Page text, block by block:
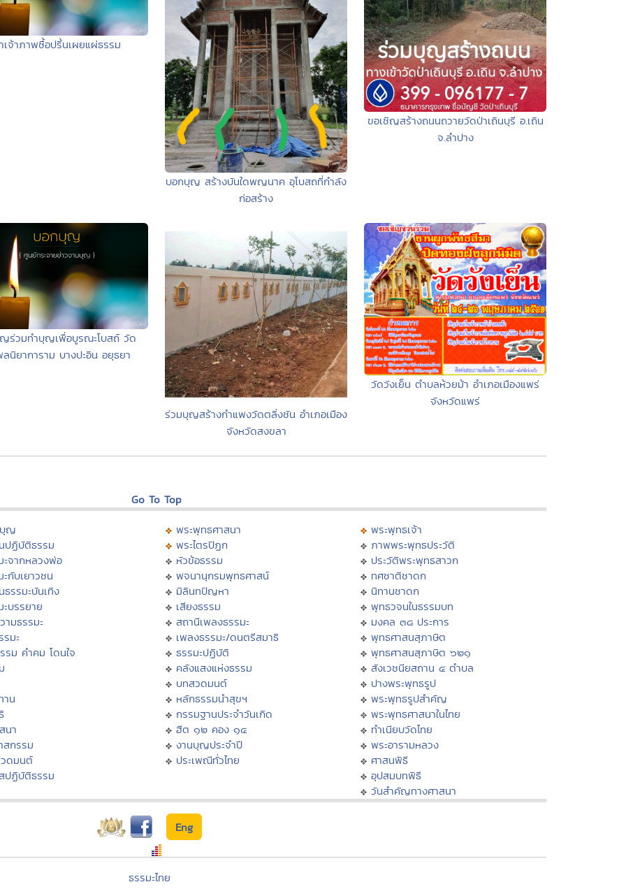
เจ้าภาพซื้อปริ้นเผยแผ่ธรรม
บอกบุญ สร้างบันใดพญนาค อุโบสถที่กำลัง
ก่อสร้าง
ขอเชิญสร้างถนนถวายวัดป่าเถินบุรี อ.เถิน
จ.ลำปาง
ร่วมทำบุญเพื่อบูรณะโบสถ์ วัด
นิยาการาม บางปะอิน อยุธยา
ร่วมบุญสร้างกำแพงวัดตลิ่งชัน อำเภอเมือง
จังหวัดสงขลา
วัดวังเย็น ตำบลห้วยม้า อำเภอเมืองแพร่
จังหวัดแพร่
Go To Top
ญ
ปฏิบัติธรรม
ะจากหลวงพ่อ
ะกับเยาวชน
ธรรมะบันเทิง
ะบรรยาย
ามธรรมะ
รมะ
รม คำคม โดนใจ
น
นา
สกรรม
ดมนต์
ปฏิบัติธรรม
พระพุทธศาสนา
พระไตรปิฏก
หัวข้อธรรม
พจนานุกรมพุทธศาสน์
มิลินทปัญหา
เสียงธรรม
สถานีเพลงธรรมะ
เพลงธรรมะ/ดนตรีสมาธิ
ธรรมะปฏิบัติ
คลังแสงแห่งธรรม
บทสวดมนต์
หลักธรรมนำสุขฯ
กรรมฐานประจำวันเกิด
ฮีต ๑๒ คอง ๑๔
งานบุญประจำปี
ประเพณีทั่วไทย
พระพุทธเจ้า
ภาพพระพุทธประวัติ
ประวัติพระพุทธสาวก
ทศชาติชาดก
นิทานชาดก
พุทธวจนในธรรมบท
มงคล ๓๘ ประการ
พุทธศาสนสุภาษิต
พุทธศาสนสุภาษิต ๖๒๑
สังเวชนียสถาน ๔ ตำบล
ปางพระพุทธรูป
พระพุทธรูปสำคัญ
พระพุทธศาสนาในไทย
ทำเนียบวัดไทย
พระอารามหลวง
ศาสนพิธี
อุปสมบทพิธี
วันสำคัญทางศาสนา
Eng
ธรรมะไทย